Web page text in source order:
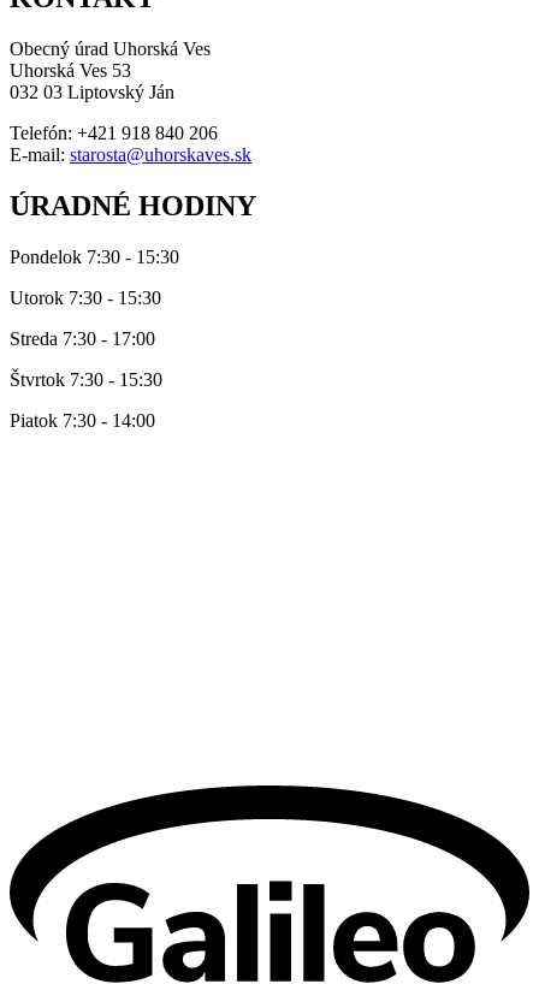
Obecný úrad Uhorská Ves
Uhorská Ves 53
032 03 Liptovský Ján
Telefón: +421 918 840 206
E-mail: starosta@uhorskaves.sk
ÚRADNÉ HODINY
Pondelok 7:30 - 15:30
Utorok 7:30 - 15:30
Streda 7:30 - 17:00
Štvrtok 7:30 - 15:30
Piatok 7:30 - 14:00